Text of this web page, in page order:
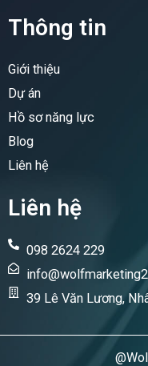
c
e
b
o
k
n
e
n
p
Thông tin
Giới thiệu
Dự án
Hồ sơ năng lực
Blog
Liên hệ
Liên hệ
098 2624 229
39 Lê Văn Lương,